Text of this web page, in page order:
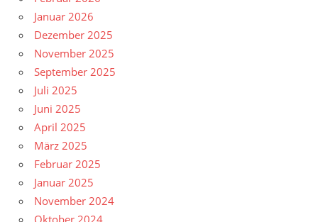
Januar 2026
Dezember 2025
November 2025
September 2025
Juli 2025
Juni 2025
April 2025
März 2025
Februar 2025
Januar 2025
November 2024